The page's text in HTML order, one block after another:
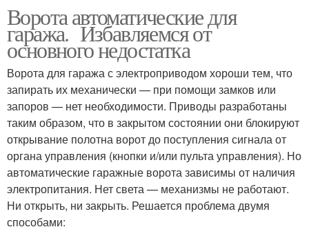
Ворота автоматические для
гаража. Избавляемся от
основного недостатка
Ворота для гаража с электроприводом хороши тем, что
запирать их механически — при помощи замков или
запоров — нет необходимости. Приводы разработаны
таким образом, что в закрытом состоянии они блокируют
открывание полотна ворот до поступления сигнала от
органа управления (кнопки и/или пульта управления). Но
автоматические гаражные ворота зависимы от наличия
электропитания. Нет света — механизмы не работают.
Ни открыть, ни закрыть. Решается проблема двумя
способами: